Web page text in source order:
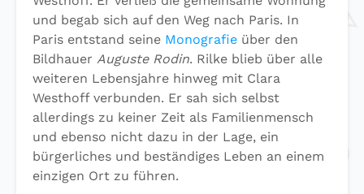
und begab sich auf den Weg nach Paris. In
Paris entstand seine Monografie über den
Bildhauer Auguste Rodin. Rilke blieb über alle
weiteren Lebensjahre hinweg mit Clara
Westhoff verbunden. Er sah sich selbst
allerdings zu keiner Zeit als Familienmensch
und ebenso nicht dazu in der Lage, ein
bürgerliches und beständiges Leben an einem
einzigen Ort zu führen.